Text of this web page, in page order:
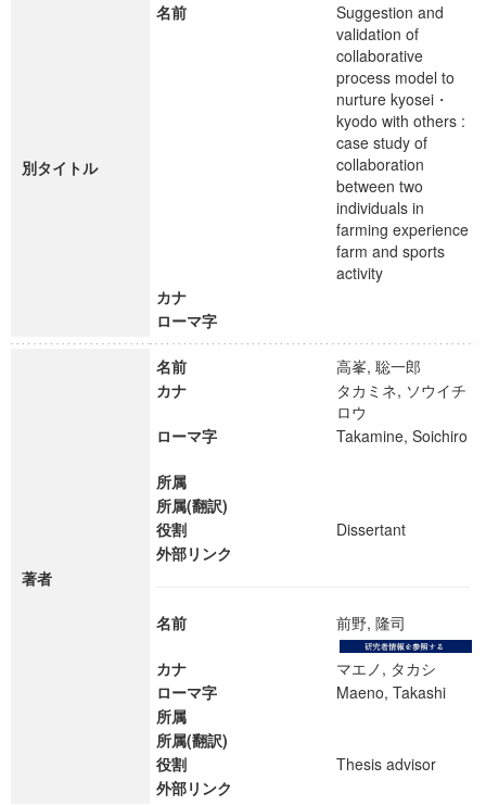
別タイトル
名前
Suggestion and
validation of
collaborative
process model to
nurture kyosei・
kyodo with others :
case study of
collaboration
between two
individuals in
farming experience
farm and sports
activity
カナ
ローマ字
著者
名前
高峯, 聡一郎
カナ
タカミネ, ソウイチ
ロウ
ローマ字
Takamine, Soichiro
所属
所属(翻訳)
役割
Dissertant
外部リンク
名前 前野, 隆司
カナ
マエノ, タカシ
ローマ字
Maeno, Takashi
所属
所属(翻訳)
役割
Thesis advisor
外部リンク